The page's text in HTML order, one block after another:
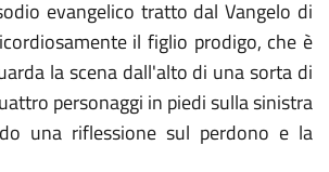
evangelico tratto dal Vangelo di
il figlio prodigo, che è
la scena dall'alto di una sorta di
personaggi in piedi sulla sinistra
una riflessione sul perdono e la